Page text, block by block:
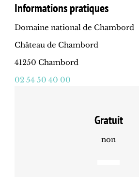
Informations pratiques
Domaine national de Chambord
Château de Chambord
41250 Chambord
02 54 50 40 00
Gratuit
non